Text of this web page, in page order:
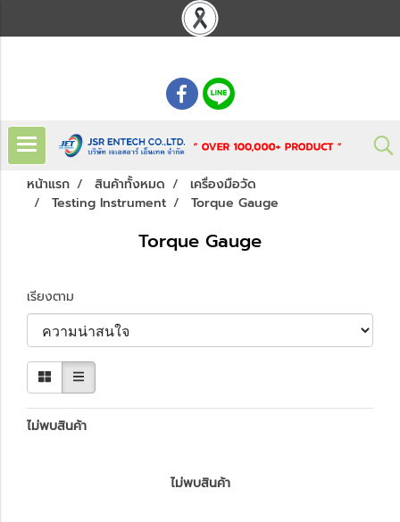
หน้าแรก สินค้าทั้งหมด
เครื่องมือวัด
Testing Instrument
Torque Gauge
Torque Gauge
เรียงตาม
ไม่พบสินค้า
ไม่พบสินค้า